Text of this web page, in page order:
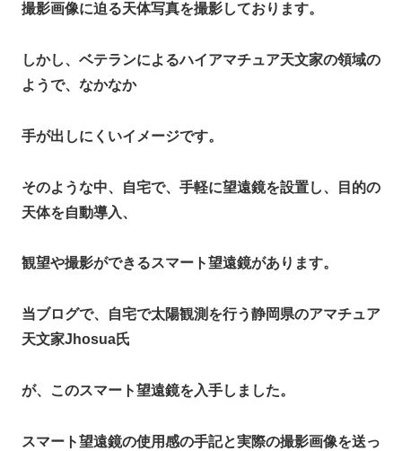
撮影画像に迫る天体写真を撮影しております。
しかし、ベテランによるハイアマチュア天文家の領域の
ようで、なかなか
手が出しにくいイメージです。
そのような中、自宅で、手軽に望遠鏡を設置し、目的の
天体を自動導入、
観望や撮影ができるスマート望遠鏡があります。
当ブログで、自宅で太陽観測を行う静岡県のアマチュア
天文家Jhosua氏
が、このスマート望遠鏡を入手しました。
スマート望遠鏡の使用感の手記と実際の撮影画像を送っ